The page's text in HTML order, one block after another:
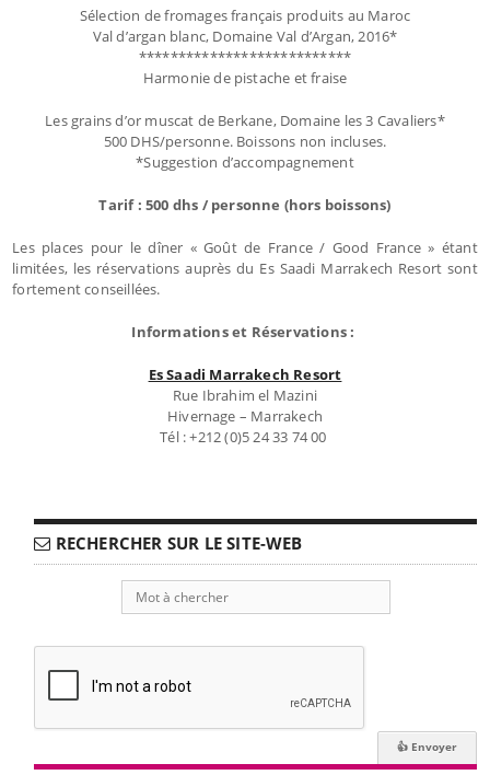
Sélection de fromages français produits au Maroc
Val d’argan blanc, Domaine Val d’Argan, 2016*
***************************
Harmonie de pistache et fraise
Les grains d’or muscat de Berkane, Domaine les 3 Cavaliers*
500 DHS/personne. Boissons non incluses.
*Suggestion d’accompagnement
Tarif : 500 dhs / personne (hors boissons)
Les places pour le dîner « Goût de France / Good France » étant
limitées, les réservations auprès du Es Saadi Marrakech Resort sont
fortement conseillées.
Informations et Réservations :
Es Saadi Marrakech Resort
Rue Ibrahim el Mazini
Hivernage – Marrakech
Tél : +212 (0)5 24 33 74 00
RECHERCHER SUR LE SITE-WEB